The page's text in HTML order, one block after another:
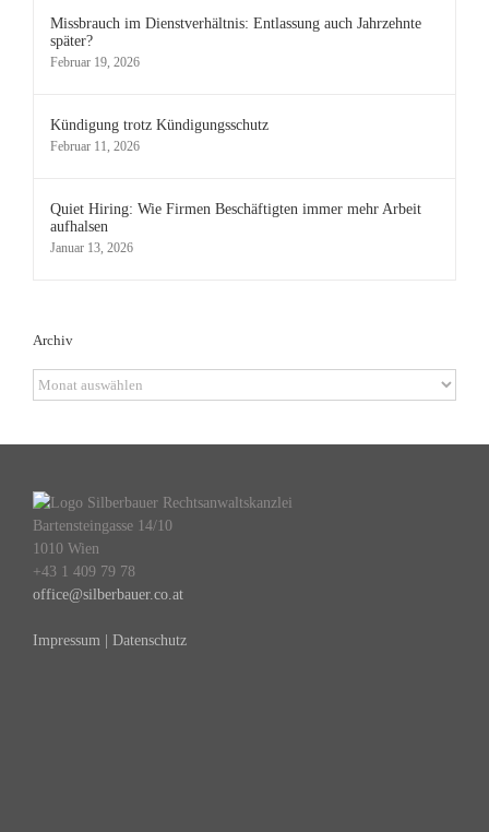
Missbrauch im Dienstverhältnis: Entlassung auch Jahrzehnte
später?
Februar 19, 2026
Kündigung trotz Kündigungsschutz
Februar 11, 2026
Quiet Hiring: Wie Firmen Beschäftigten immer mehr Arbeit
aufhalsen
Januar 13, 2026
Archiv
Archiv
Bartensteingasse 14/10
1010 Wien
+43 1 409 79 78
office@silberbauer.co.at
Impressum | Datenschutz